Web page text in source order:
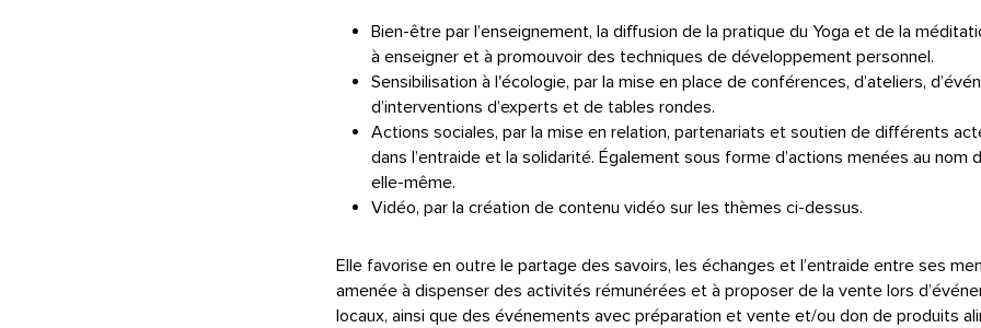
Bien-être par l’enseignement, la diffusion de la pratique du Yoga et de la
à enseigner et à promouvoir des techniques de développement personnel.
Sensibilisation à l'écologie, par la mise en place de conférences, d’ateliers,
d’interventions d’experts et de tables rondes.
Actions sociales, par la mise en relation, partenariats et soutien de différents
dans l’entraide et la solidarité. Également sous forme d’actions menées au nom
elle-même.
Vidéo, par la création de contenu vidéo sur les thèmes ci-dessus.
Elle favorise en outre le partage des savoirs, les échanges et l’entraide entre ses
amenée à dispenser des activités rémunérées et à proposer de la vente lors
locaux, ainsi que des événements avec préparation et vente et/ou don de produits